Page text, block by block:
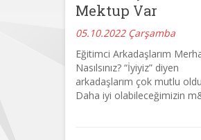
Mektup Var
05.10.2022 Çarşamba
Eğitimci Arkadaşlarım
Nasılsınız? “İyiyiz” diyen
arkadaşlarım çok mutlu
Daha iyi olabileceğimizin